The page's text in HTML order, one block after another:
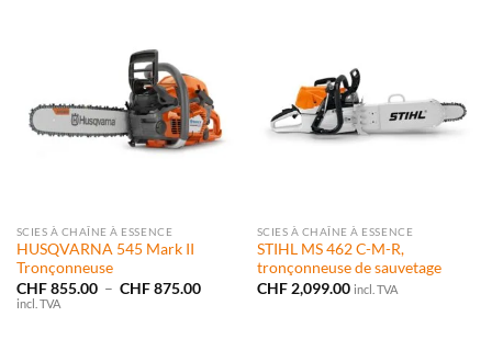
SCIES À CHAÎNE À ESSENCE
HUSQVARNA 545 Mark II
Tronçonneuse
CHF855.00 – CHF875.00Plage
incl. TVA
SCIES À CHAÎNE À ESSENCE
STIHL MS 462 C-M-R,
tronçonneuse de sauvetage
CHF2,099.00 incl. TVA